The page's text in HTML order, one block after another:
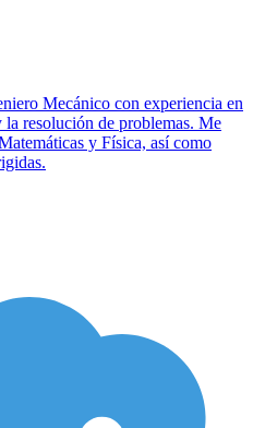
Mecánico con experiencia en
resolución de problemas. Me
y Física, así como